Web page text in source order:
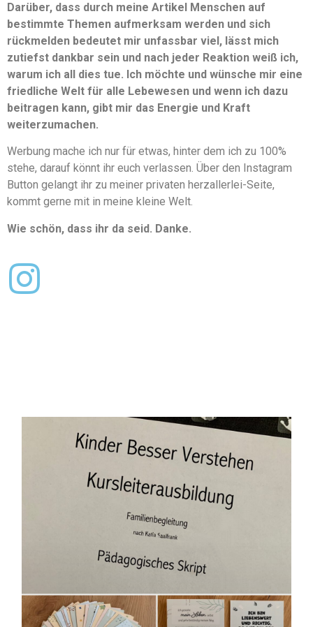
Darüber, dass durch meine Artikel Menschen auf
bestimmte Themen aufmerksam werden und sich
rückmelden bedeutet mir unfassbar viel, lässt mich
zutiefst dankbar sein und nach jeder Reaktion weiß ich,
warum ich all dies tue. Ich möchte und wünsche mir eine
friedliche Welt für alle Lebewesen und wenn ich dazu
beitragen kann, gibt mir das Energie und Kraft
weiterzumachen.
Werbung mache ich nur für etwas, hinter dem ich zu 100%
stehe, darauf könnt ihr euch verlassen. Über den Instagram
Button gelangt ihr zu meiner privaten herzallerlei-Seite,
kommt gerne mit in meine kleine Welt.
Wie schön, dass ihr da seid. Danke.